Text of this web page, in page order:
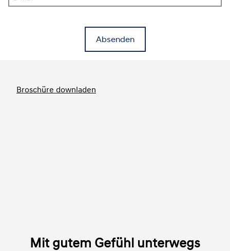
Broschüre downladen
Absenden
Mit gutem Gefühl unterwegs